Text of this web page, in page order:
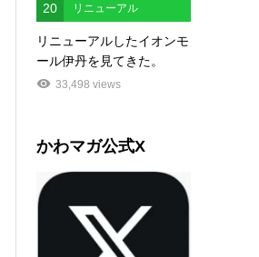
20 リニューアル
リニューアルしたイオンモ
ール伊丹を見てきた。
33,498 views
かわマガ公式X